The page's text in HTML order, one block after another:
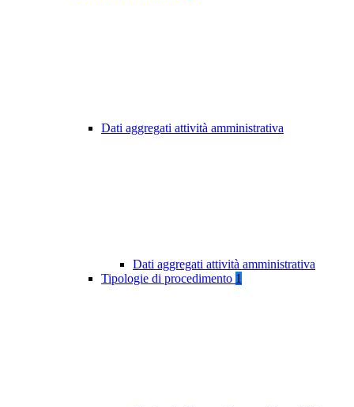
Dati aggregati attività amministrativa
Dati aggregati attività amministrativa
Tipologie di procedimento 1